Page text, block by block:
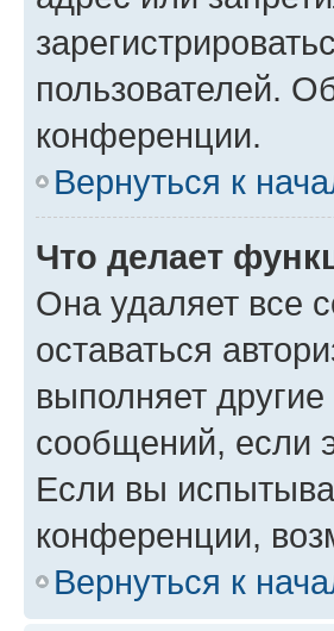
пользователей.
конференции.
Вернуться к
Что делает
Она удаляет все
оставаться
выполняет
сообщений, если
Если вы
конференции,
Вернуться к